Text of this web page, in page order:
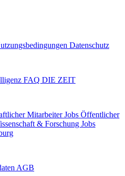
Datenschutz
FAQ DIE ZEIT
MitarbeiterJobs Öffentlicher
& Forschung Jobs
AGB